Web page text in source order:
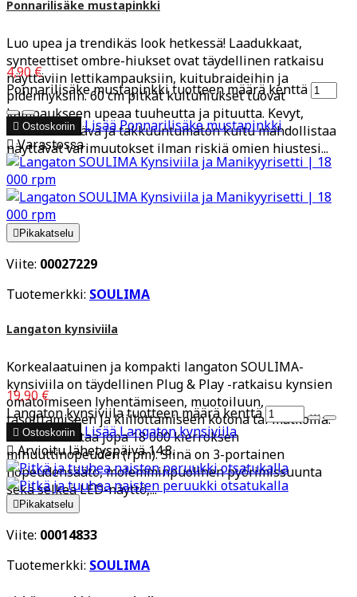
Ponnarilisäke mustapinkki
Luo upea ja trendikäs look hetkessä! Laadukkaat,
synteettiset ombre-hiukset ovat täydellinen ratkaisu
näyttäviin lettikampauksiin, kuitubraideihin ja
pidennyksiin. 60 cm pitkät kuituhiukset tuovat
kampaukseen upeaa tuuheutta ja pituutta. Kevyt,
lämmönkestävä ja takkuuntumaton kuitu mahdollistaa
näyttävät värimuutokset ilman riskiä omien hiustesi...
4,90 €
Ponnarilisäke mustapinkki tuotteen määrä kenttä
 Ostoskoriin LisääPonnarilisäke mustapinkki
Varastossa
Pikakatselu
Viite: 00027229
Tuotemerkki: SOULIMA
Langaton kynsiviila
Korkealaatuinen ja kompakti langaton SOULIMA-
kynsiviila on täydellinen Plug & Play -ratkaisu kynsien
omatoimiseen lyhentämiseen, muotoiluun,
tasoittamiseen ja kiillottamiseen kotona tai matkoilla.
Laite saavuttaa jopa 18 000 kierroksen
minuuttinopeuden (rpm). Siinä on 3-portainen
nopeudensäätö, molemminpuolinen pyörimissuunta
sekä selkeä LED-näyttö,...
19,90 €
Langaton kynsiviila tuotteen määrä kenttä
 Ostoskoriin LisääLangaton kynsiviila
Arvioitu lähetyspäivä 14.8.
 Pikakatselu
Viite: 00014833
Tuotemerkki: SOULIMA